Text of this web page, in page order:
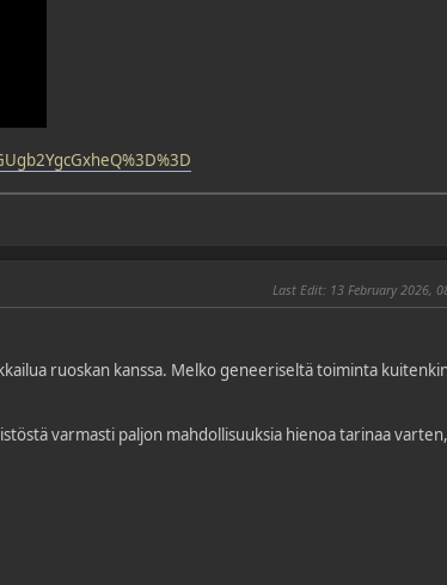
Last Edit: 13 February 2026,
ruoskan kanssa. Melko geneeriseltä toiminta
varmasti paljon mahdollisuuksia hienoa tarinaa